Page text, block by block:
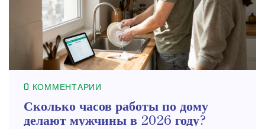
0 КОММЕНТАРИИ
Сколько часов работы по дому
делают мужчины в 2026 году?